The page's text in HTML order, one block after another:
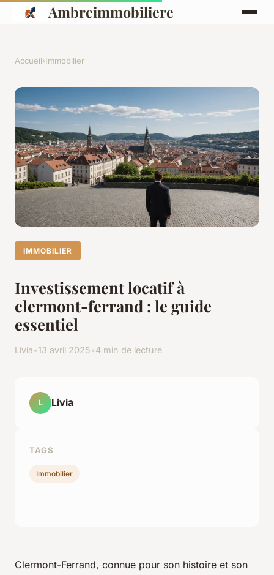
Ambreimmobiliere
Accueil›Immobilier
IMMOBILIER
Investissement locatif à
clermont-ferrand : le guide
essentiel
Livia•13 avril 2025•4 min de lecture
Clermont-Ferrand, connue pour son histoire et son
L Livia
TAGS
Immobilier